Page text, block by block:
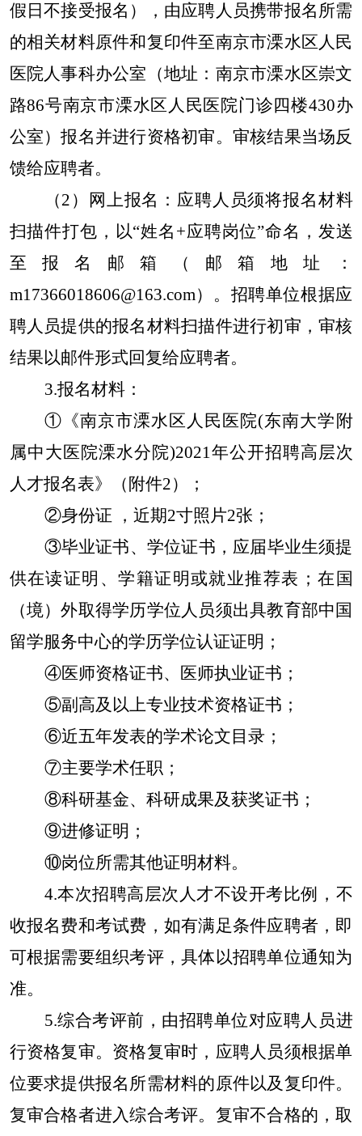
假日不接受报名），由应聘人员携带报名所需
的相关材料原件和复印件至南京市溧水区人民
医院人事科办公室（地址：南京市溧水区崇文
路86号南京市溧水区人民医院门诊四楼430办
公室）报名并进行资格初审。审核结果当场反
馈给应聘者。
（2）网上报名：应聘人员须将报名材料
扫描件打包，以“姓名+应聘岗位”命名，发送
至报名邮箱（邮箱地址：
m17366018606@163.com）。招聘单位根据应
聘人员提供的报名材料扫描件进行初审，审核
结果以邮件形式回复给应聘者。
3.报名材料：
①《南京市溧水区人民医院(东南大学附
属中大医院溧水分院)2021年公开招聘高层次
人才报名表》（附件2）；
②身份证 ，近期2寸照片2张；
③毕业证书、学位证书，应届毕业生须提
供在读证明、学籍证明或就业推荐表；在国
（境）外取得学历学位人员须出具教育部中国
留学服务中心的学历学位认证证明；
④医师资格证书、医师执业证书；
⑤副高及以上专业技术资格证书；
⑥近五年发表的学术论文目录；
⑦主要学术任职；
⑧科研基金、科研成果及获奖证书；
⑨进修证明；
⑩岗位所需其他证明材料。
4.本次招聘高层次人才不设开考比例，不
收报名费和考试费，如有满足条件应聘者，即
可根据需要组织考评，具体以招聘单位通知为
准。
5.综合考评前，由招聘单位对应聘人员进
行资格复审。资格复审时，应聘人员须根据单
位要求提供报名所需材料的原件以及复印件。
复审合格者进入综合考评。复审不合格的，取